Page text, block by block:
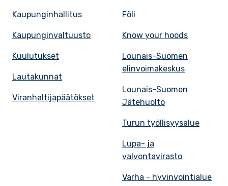
Kaupunginhallitus
Kaupunginvaltuusto
Kuulutukset
Lautakunnat
Viranhaltijapäätökset
Föli
Know your hoods
Lounais-Suomen
elinvoimakeskus
Lounais-Suomen
Jätehuolto
Turun työllisyysalue
Lupa- ja
valvontavirasto
Varha - hyvinvointialue